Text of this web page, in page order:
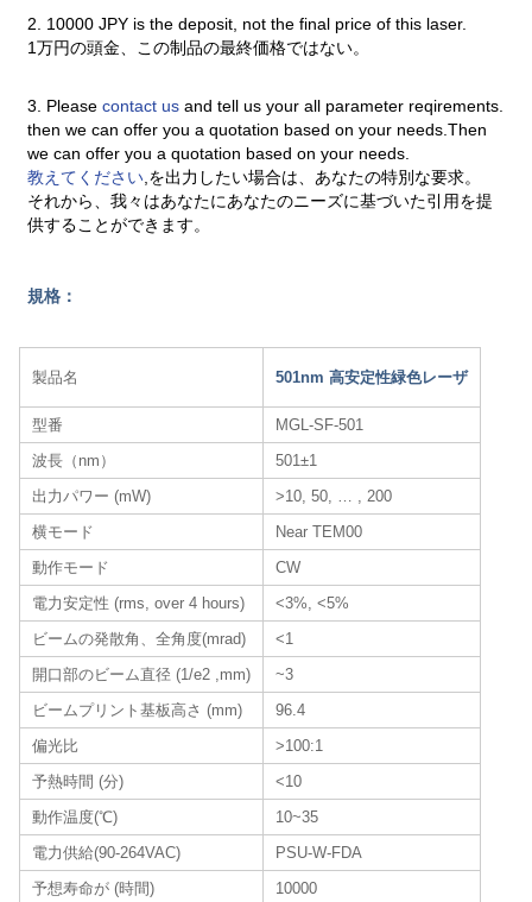
2. 10000 JPY is the deposit, not the final price of this laser.
1万円の頭金、この制品の最終価格ではない。
3. Pleasecontact usand tell us your all parameter reqirements.
then we can offer you a quotation based on your needs.Then
we can offer you a quotation based on your needs.
教えてください ,を出力したい場合は、あなたの特別な要求。
それから、我々はあなたにあなたのニーズに基づいた引用を提
供することができます。
規格：
製品名 501nm 高安定性緑色レーザ
型番
MGL-SF-501
波長（nm）
501±1
出力パワー (mW)
>10, 50, … , 200
横モード
Near TEM00
動作モード
CW
電力安定性 (rms, over 4 hours)
<3%, <5%
ビームの発散角、全角度(mrad)
<1
開口部のビーム直径 (1/e2 ,mm)
~3
ビームプリント基板高さ (mm)
96.4
偏光比
>100:1
予熱時間 (分)
<10
動作温度(℃)
10~35
電力供給(90-264VAC)
PSU-W-FDA
予想寿命が (時間)
10000